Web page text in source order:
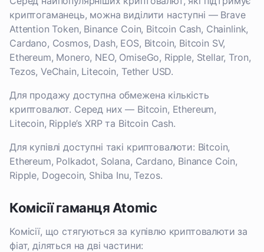
криптогаманець, можна виділити наступні — Brave
Attention Token, Binance Coin, Bitcoin Cash, Chainlink,
Cardano, Cosmos, Dash, EOS, Bitcoin, Bitcoin SV,
Ethereum, Monero, NEO, OmiseGo, Ripple, Stellar, Tron,
Tezos, VeChain, Litecoin, Tether USD.
Для продажу доступна обмежена кількість
криптовалют. Серед них — Bitcoin, Ethereum,
Litecoin, Ripple’s XRP та Bitcoin Cash.
Для купівлі доступні такі криптовалюти: Bitcoin,
Ethereum, Polkadot, Solana, Cardano, Binance Coin,
Ripple, Dogecoin, Shiba Inu, Tezos.
Комісії гаманця Atomic
Комісії, що стягуються за купівлю криптовалюти за
фіат, діляться на дві частини: